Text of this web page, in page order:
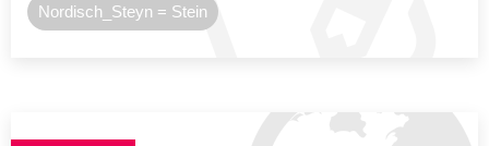
Nordisch_Steyn = Stein